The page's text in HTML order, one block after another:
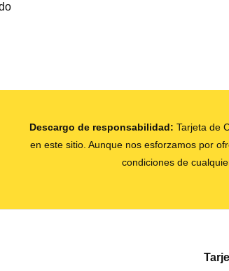
Descargo de responsabilidad: Tarjeta de
en este sitio. Aunque nos esforzamos por
condiciones de